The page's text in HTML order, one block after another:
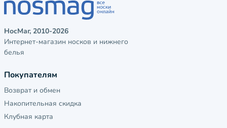
НосМаг, 2010-2026
Интернет-магазин носков и нижнего
белья
Покупателям
Возврат и обмен
Накопительная скидка
Клубная карта